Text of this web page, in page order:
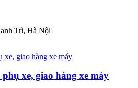
Trì, Hà Nội
xe, giao hàng xe máy